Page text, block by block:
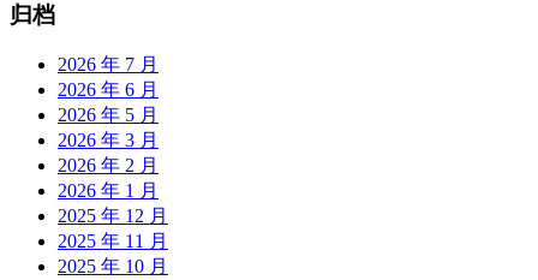
归档
2026 年 7 月
2026 年 6 月
2026 年 5 月
2026 年 3 月
2026 年 2 月
2026 年 1 月
2025 年 12 月
2025 年 11 月
2025 年 10 月